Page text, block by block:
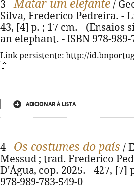
3 -Matar um elefante /
Silva, Frederico Pedreira. -
43, [4] p. ; 17 cm. - (Ensaios
an elephant. - ISBN 978-989-
Link persistente: http://
ADICIONAR À LISTA
4 - Os costumes do país /
Messud ; trad. Frederico
D'Água, cop. 2025. - 427, [7]
978-989-783-549-0